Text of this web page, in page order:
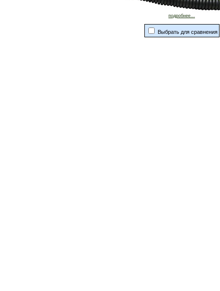
подробнее...
Выбрать для сравнения